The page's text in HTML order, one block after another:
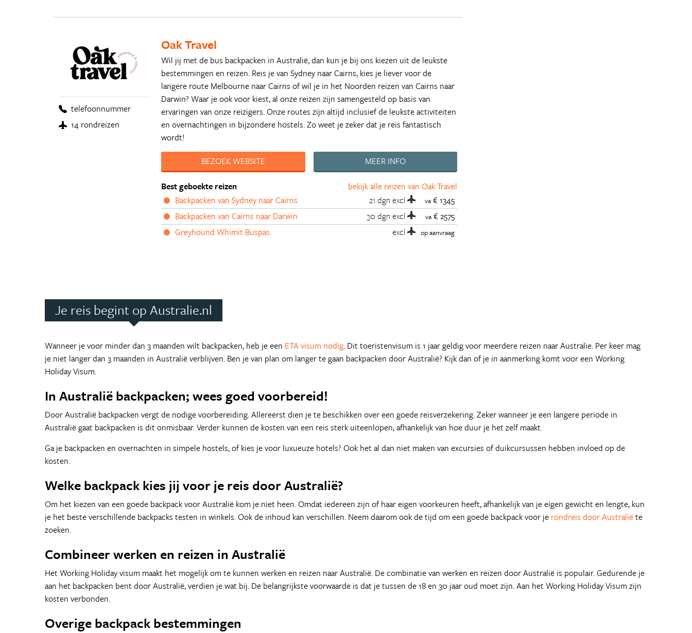
telefoonnummer
14 rondreizen
Oak Travel
Wil jij met de bus backpacken in Australië, dan kun je bij ons kiezen uit de leukste
bestemmingen en reizen. Reis je van Sydney naar Cairns, kies je liever voor de
langere route Melbourne naar Cairns of wil je in het Noorden reizen van Cairns naar
Darwin? Waar je ook voor kiest, al onze reizen zijn samengesteld op basis van
ervaringen van onze reizigers. Onze routes zijn altijd inclusief de leukste activiteiten
en overnachtingen in bijzondere hostels. Zo weet je zeker dat je reis fantastisch
wordt!
BEZOEK WEBSITE
MEER INFO
bekijk alle reizen van Oak Travel
Best geboekte reizen
Backpacken van Sydney naar Cairns
21 dgnexcl va € 1345
Backpacken van Cairns naar Darwin
30 dgnexcl va € 2575
Greyhound Whimit Buspas
excl op aanvraag
Je reis begint op Australie.nl
Wanneer je voor minder dan 3 maanden wilt backpacken, heb je een ETA visum nodig. Dit toeristenvisum is 1 jaar geldig voor meerdere reizen naar Australie. Per keer mag
je niet langer dan 3 maanden in Australië verblijven. Ben je van plan om langer te gaan backpacken door Australië? Kijk dan of je in aanmerking komt voor een Working
Holiday Visum.
In Australië backpacken; wees goed voorbereid!
Door Australië backpacken vergt de nodige voorbereiding. Allereerst dien je te beschikken over een goede reisverzekering. Zeker wanneer je een langere periode in
Australië gaat backpacken is dit onmisbaar. Verder kunnen de kosten van een reis sterk uiteenlopen, afhankelijk van hoe duur je het zelf maakt.
Ga je backpacken en overnachten in simpele hostels, of kies je voor luxueuze hotels? Ook het al dan niet maken van excursies of duikcursussen hebben invloed op de
kosten.
Welke backpack kies jij voor je reis door Australië?
Om het kiezen van een goede backpack voor Australië kom je niet heen. Omdat iedereen zijn of haar eigen voorkeuren heeft, afhankelijk van je eigen gewicht en lengte, kun
je het beste verschillende backpacks testen in winkels. Ook de inhoud kan verschillen. Neem daarom ook de tijd om een goede backpack voor je rondreis door Australiëte
zoeken.
Combineer werken en reizen in Australië
Het Working Holiday visum maakt het mogelijk om te kunnen werken en reizen naar Australië. De combinatie van werken en reizen door Australië is populair. Gedurende je
aan het backpacken bent door Australië, verdien je wat bij. De belangrijkste voorwaarde is dat je tussen de 18 en 30 jaar oud moet zijn. Aan het Working Holiday Visum zijn
kosten verbonden.
Overige backpack bestemmingen